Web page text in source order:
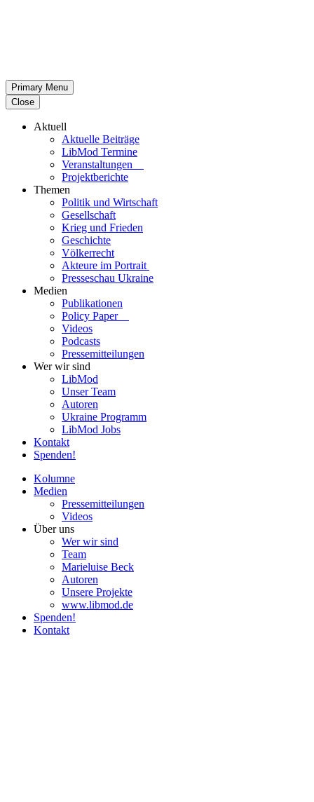
Primary Menu
Close
Aktuell
Aktu­elle Beiträge
LibMod Termine
Ver­an­stal­tun­gen
Pro­jekt­be­richte
Themen
Politik und Wirtschaft
Gesell­schaft
Krieg und Frieden
Geschichte
Völ­ker­recht
Akteure im Portrait
Pres­se­schau Ukraine
Medien
Publi­ka­tio­nen
Policy Paper
Videos
Pod­casts
Pres­se­mit­tei­lun­gen
Wer wir sind
LibMod
Unser Team
Autoren
Ukraine Pro­gramm
LibMod Jobs
Kontakt
Spenden!
Kolumne
Medien
Pres­se­mit­tei­lun­gen
Videos
Über uns
Wer wir sind
Team
Marie­luise Beck
Autoren
Unsere Pro­jekte
www.libmod.de
Spenden!
Kontakt